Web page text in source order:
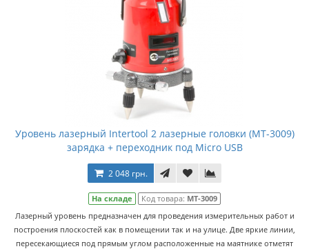
Уровень лазерный Intertool 2 лазерные головки (MT-3009)
зарядка + переходник под Micro USB
2 048 грн.
На складе Код товара: MT-3009
Лазерный уровень предназначен для проведения измерительных работ и
построения плоскостей как в помещении так и на улице. Две яркие линии,
пересекающиеся под прямым углом расположенные на маятнике отметят